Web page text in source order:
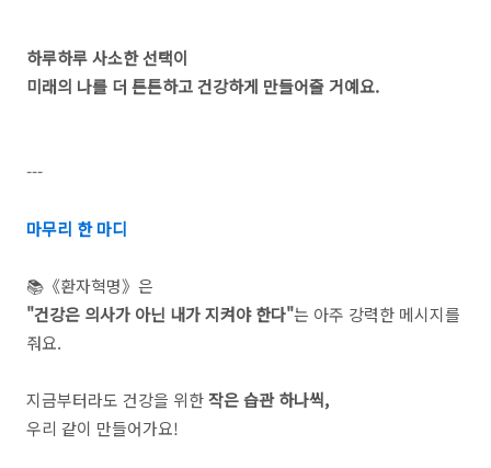
하루하루 사소한 선택이
미래의 나를 더 튼튼하고 건강하게 만들어줄 거예요.
---
마무리 한 마디
📚《환자혁명》은
"건강은 의사가 아닌 내가 지켜야 한다"는 아주 강력한 메시지를
줘요.
지금부터라도 건강을 위한작은 습관 하나씩,
우리 같이 만들어가요!